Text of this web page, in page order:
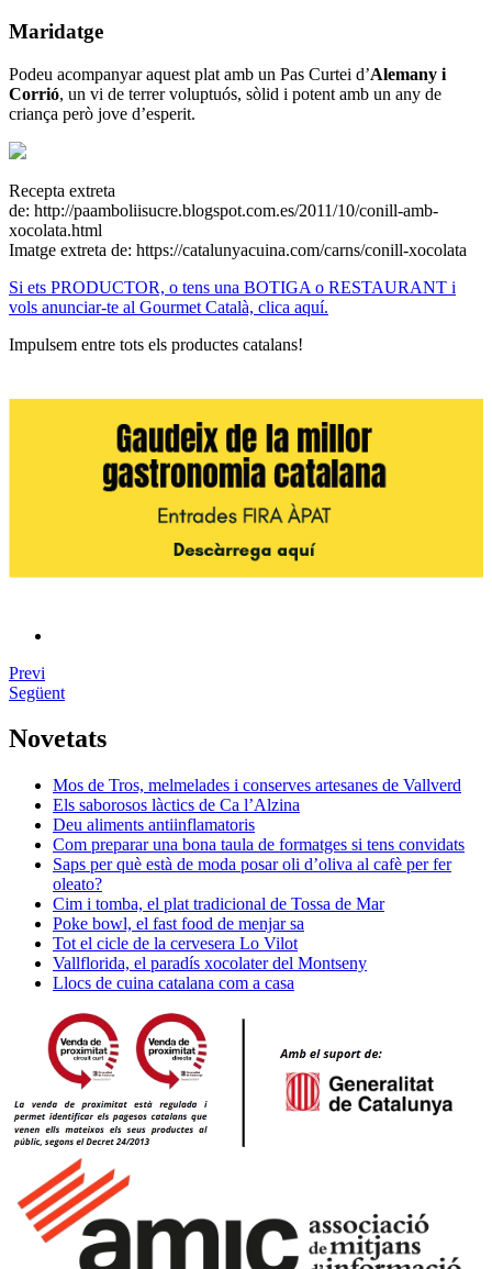
Maridatge
Podeu acompanyar aquest plat amb un Pas Curtei d’Alemany i
Corrió, un vi de terrer voluptuós, sòlid i potent amb un any de
criança però jove d’esperit.
Recepta extreta
de: http://paamboliisucre.blogspot.com.es/2011/10/conill-amb-
xocolata.html
Imatge extreta de: https://catalunyacuina.com/carns/conill-xocolata
Si ets PRODUCTOR, o tens una BOTIGA o RESTAURANT i
vols anunciar-te al Gourmet Català, clica aquí.
Impulsem entre tots els productes catalans!
Previ
Següent
Novetats
Mos de Tros, melmelades i conserves artesanes de Vallverd
Els saborosos làctics de Ca l’Alzina
Deu aliments antiinflamatoris
Com preparar una bona taula de formatges si tens convidats
Saps per què està de moda posar oli d’oliva al cafè per fer
oleato?
Cim i tomba, el plat tradicional de Tossa de Mar
Poke bowl, el fast food de menjar sa
Tot el cicle de la cervesera Lo Vilot
Vallflorida, el paradís xocolater del Montseny
Llocs de cuina catalana com a casa